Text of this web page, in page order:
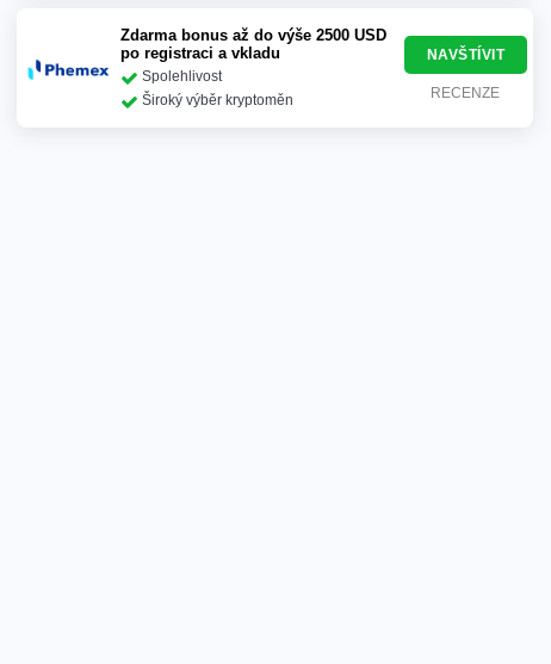
Zdarma bonus až do výše 2500 USD
po registraci a vkladu
Spolehlivost
Široký výběr kryptoměn
NAVŠTÍVIT
RECENZE